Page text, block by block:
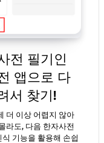
전 필기인
앱으로 다
서 찾기!
더 이상 어렵지 않아
라도, 다음 한자사전
기능을 활용해 손쉽